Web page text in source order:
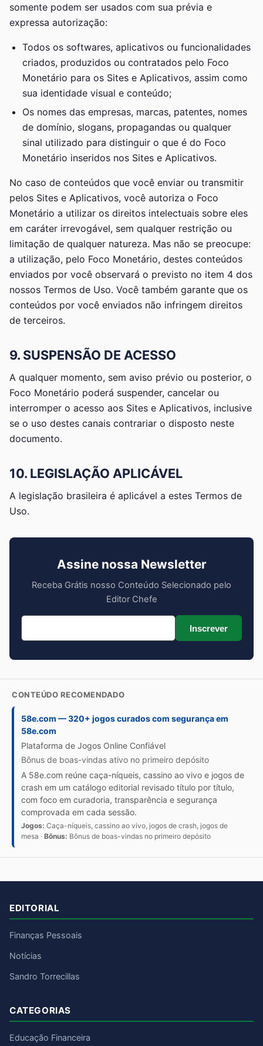
somente podem ser usados com sua prévia e
expressa autorização:
Todos os softwares, aplicativos ou funcionalidades
criados, produzidos ou contratados pelo Foco
Monetário para os Sites e Aplicativos, assim como
sua identidade visual e conteúdo;
Os nomes das empresas, marcas, patentes, nomes
de domínio, slogans, propagandas ou qualquer
sinal utilizado para distinguir o que é do Foco
Monetário inseridos nos Sites e Aplicativos.
No caso de conteúdos que você enviar ou transmitir
pelos Sites e Aplicativos, você autoriza o Foco
Monetário a utilizar os direitos intelectuais sobre eles
em caráter irrevogável, sem qualquer restrição ou
limitação de qualquer natureza. Mas não se preocupe:
a utilização, pelo Foco Monetário, destes conteúdos
enviados por você observará o previsto no item 4 dos
nossos Termos de Uso. Você também garante que os
conteúdos por você enviados não infringem direitos
de terceiros.
9. SUSPENSÃO DE ACESSO
A qualquer momento, sem aviso prévio ou posterior, o
Foco Monetário poderá suspender, cancelar ou
interromper o acesso aos Sites e Aplicativos, inclusive
se o uso destes canais contrariar o disposto neste
documento.
10. LEGISLAÇÃO APLICÁVEL
A legislação brasileira é aplicável a estes Termos de
Uso.
Assine nossa Newsletter
Receba Grátis nosso Conteúdo Selecionado pelo
Editor Chefe
Inscrever
CONTEÚDO RECOMENDADO
58e.com — 320+ jogos curados com segurança em
58e.com
Plataforma de Jogos Online Confiável
Bônus de boas-vindas ativo no primeiro depósito
A 58e.com reúne caça-níqueis, cassino ao vivo e jogos de
crash em um catálogo editorial revisado título por título,
com foco em curadoria, transparência e segurança
comprovada em cada sessão.
Jogos: Caça-níqueis, cassino ao vivo, jogos de crash, jogos de
mesa · Bônus: Bônus de boas-vindas no primeiro depósito
EDITORIAL
Finanças Pessoais
Notícias
Sandro Torrecillas
CATEGORIAS
Educação Financeira